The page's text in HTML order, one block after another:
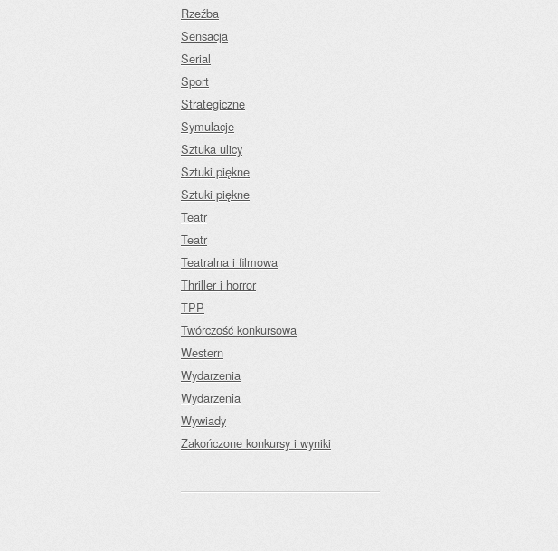
Rzeźba
Sensacja
Serial
Sport
Strategiczne
Symulacje
Sztuka ulicy
Sztuki piękne
Sztuki piękne
Teatr
Teatr
Teatralna i filmowa
Thriller i horror
TPP
Twórczość konkursowa
Western
Wydarzenia
Wydarzenia
Wywiady
Zakończone konkursy i wyniki